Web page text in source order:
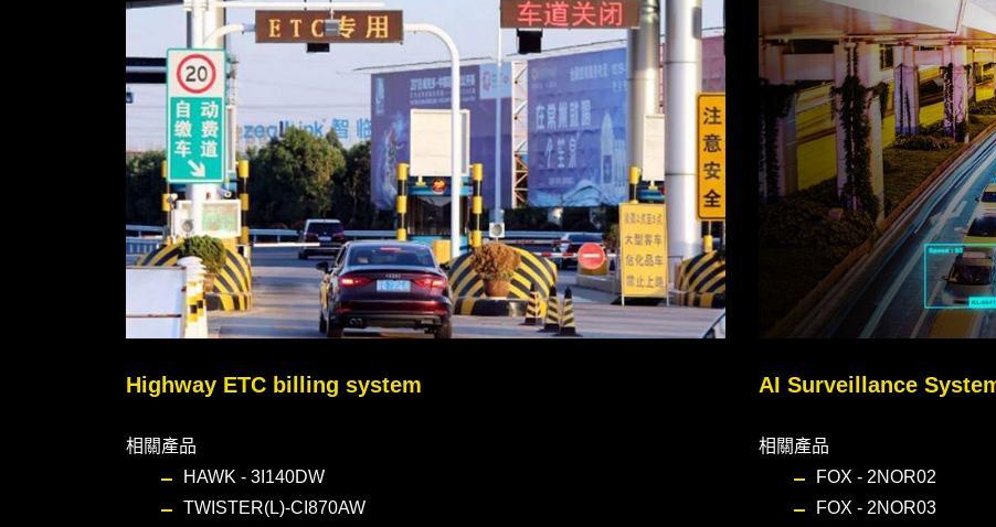
Highway ETC billing system
相關產品
HAWK - 3I140DW
TWISTER(L)-CI870AW
AI Surveillance
相關產品
FOX - 2NOR02
FOX - 2NOR03